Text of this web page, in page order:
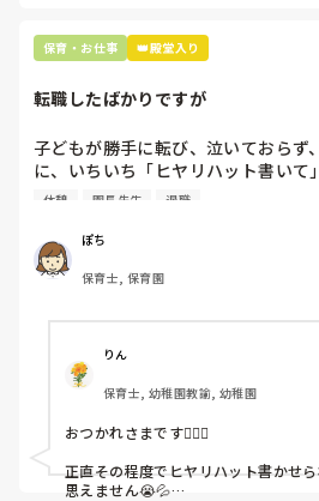
保育・お仕事 👑殿堂入り
転職したばかりですが
子どもが勝手に転び、泣いておらず
に、いちいち「ヒヤリハット書いて」
と書かされ
（そう言う本人は書かない）
しかも、上司に↑この内容でも
ちゃんと考えて対策を練って書き
呼ばれて一緒に対策を考えさせられ
これだけで30〜40分拘束されて辛い
皆さんの園はどうですか?
休憩 園長先生 退職
ぽち
保育士, 保育園
りん
保育士, 幼稚園教諭, 幼稚園
おつかれさまです🙇🏻‍♀️
正直その程度でヒヤリハット書かせ
思えません😭💦